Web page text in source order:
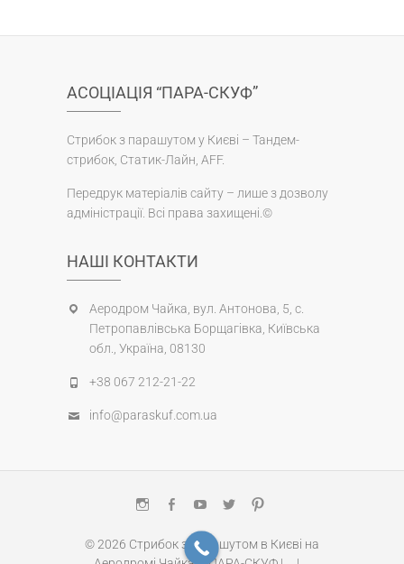
АСОЦІАЦІЯ “ПАРА-СКУФ”
Стрибок з парашутом у Києві – Тандем-
стрибок, Статик-Лайн, AFF.
Передрук матеріалів сайту – лише з дозволу
адміністрації. Всі права захищені.©
НАШІ КОНТАКТИ
Аеродром Чайка, вул. Антонова, 5, с.
Петропавлівська Борщагівка, Київська
обл., Україна, 08130
+38 067 212-21-22
info@paraskuf.com.ua
InstagramFacebook
Youtube
TwitterPinterest
© 2026 Стрибок з парашутом в Києві на